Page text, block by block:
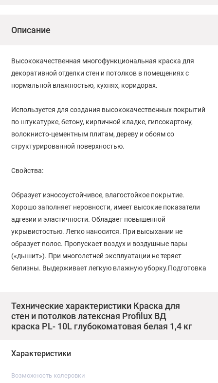
Описание
Высококачественная многофункциональная краска для
декоративной отделки стен и потолков в помещениях с
нормальной влажностью, кухнях, коридорах.
Используется для создания высококачественных покрытий
по штукатурке, бетону, кирпичной кладке, гипсокартону,
волокнисто-цементным плитам, дереву и обоям со
структурированной поверхностью.
Свойства:
Образует износоустойчивое, влагостойкое покрытие.
Хорошо заполняет неровности, имеет высокие показатели
адгезии и эластичности. Обладает повышенной
укрывистостью. Легко наносится. При высыхании не
образует полос. Пропускает воздух и воздушные пары
(«дышит»). При многолетней эксплуатации не теряет
белизны. Выдерживает легкую влажную уборку.Подготовка
разделительные вещества (мел, известь, песок) удалить.
Обработать поверхность грунтом Profilux PL17А.
необходимости, при первой обработке, допускается
Технические характеристики Краска для
стен и потолков латексная Profilux ВД
краска PL- 10L глубокоматовая белая 1,4 кг
Характеристики
Возможность колеровки